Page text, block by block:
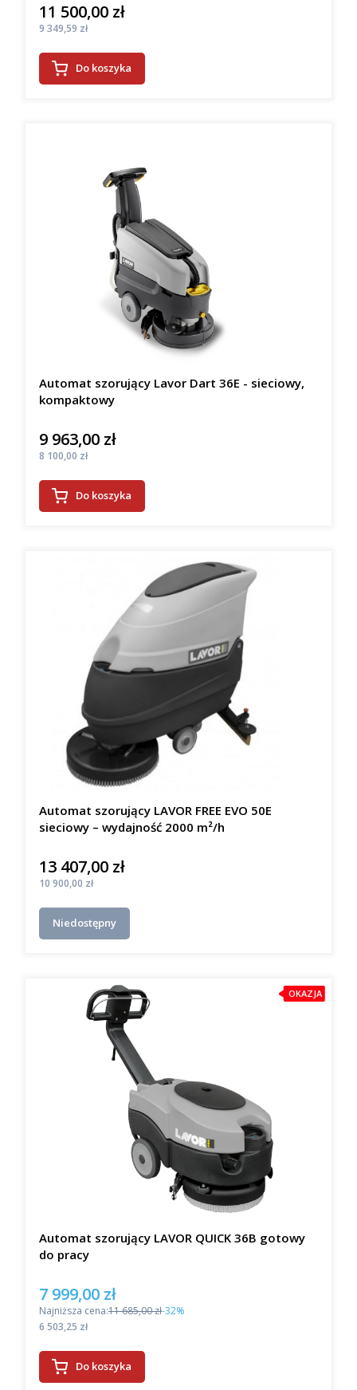
Cena
11 500,00 zł
Cena
9 349,59 zł
Do koszyka
Automat szorujący Lavor Dart 36E - sieciowy,
kompaktowy
Cena
9 963,00 zł
Cena
8 100,00 zł
Do koszyka
Automat szorujący LAVOR FREE EVO 50E
sieciowy – wydajność 2000 m²/h
Cena
13 407,00 zł
Cena
10 900,00 zł
Niedostępny
OKAZJA
Automat szorujący LAVOR QUICK 36B gotowy
do pracy
Cena promocyjna
7 999,00 zł
Najniższa cena:11 685,00 zł-32%
Cena
6 503,25 zł
Do koszyka